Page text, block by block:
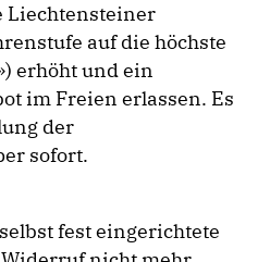
Liechtensteiner
auf die höchste
erhöht und ein
im Freien erlassen. Es
der
sofort.
fest eingerichtete